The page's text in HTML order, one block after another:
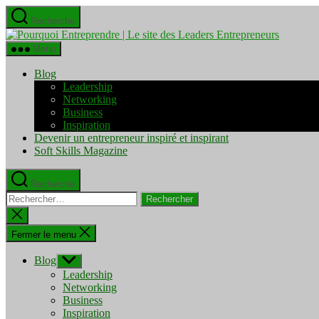
Aller
au
contenu
Recherche
Pourquoi
Menu
Blog
Leadership
Networking
Business
Inspiration
Devenir un entrepreneur inspiré et inspirant
Soft Skills Magazine
Recherche
Rechercher :
Fermer
la
recherche
Fermer le menu
Blog Afficher
le
sous-
menu
Leadership
Networking
Business
Inspiration